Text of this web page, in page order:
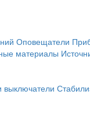
Оповещатели
материалы
выключатели